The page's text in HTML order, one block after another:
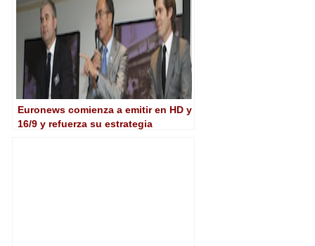
Euronews comienza a emitir en HD y
16/9 y refuerza su estrategia